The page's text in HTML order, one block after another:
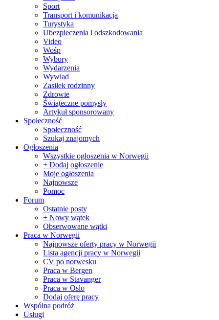
Sport
Transport i komunikacja
Turystyka
Ubezpieczenia i odszkodowania
Video
Wośp
Wybory
Wydarzenia
Wywiad
Zasiłek rodzinny
Zdrowie
Świąteczne pomysły
Artykuł sponsorowany
Społeczność
Społeczność
Szukaj znajomych
Ogłoszenia
Wszystkie ogłoszenia w Norwegii
+ Dodaj ogłoszenie
Moje ogłoszenia
Najnowsze
Pomoc
Forum
Ostatnie posty
+ Nowy wątek
Obserwowane wątki
Praca w Norwegii
Najnowsze oferty pracy w Norwegii
Lista agencji pracy w Norwegii
CV po norwesku
Praca w Bergen
Praca w Stavanger
Praca w Oslo
Dodaj oferę pracy
Wspólna podróż
Usługi